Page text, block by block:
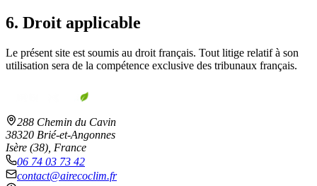
6. Droit applicable
Le présent site est soumis au droit français. Tout litige relatif à son
utilisation sera de la compétence exclusive des tribunaux français.
288 Chemin du Cavin
38320 Brié-et-Angonnes
Isère (38), France
06 74 03 73 42
contact@airecoclim.fr